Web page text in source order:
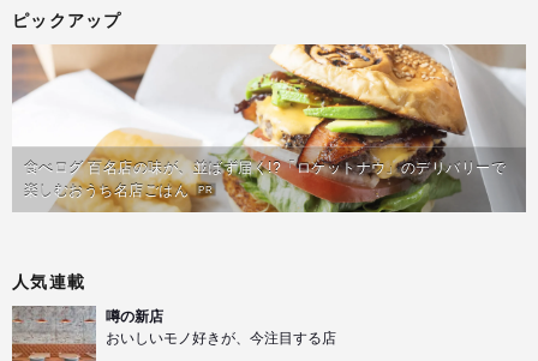
ピックアップ
食べログ 百名店の味が、並ばず届く!?「ロケットナウ」のデリバリーで
楽しむおうち名店ごはん PR
人気連載
噂の新店
おいしいモノ好きが、今注目する店